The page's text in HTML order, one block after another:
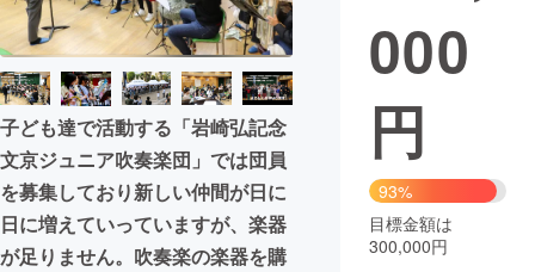
ビジネス・起業 チャレンジ
まちづくり・地域活性化
CAMPFIRE for Social Good
CAMPFIRE Creation
CAMPFIREふるさと納税machi-ya コミュニティ
子ども達で活動する「岩崎弘記念
文京ジュニア吹奏楽団」では団員
を募集しており新しい仲間が日に
日に増えていっていますが、楽器
が足りません。吹奏楽の楽器を購
000
円
93%
目標金額は
300,000円